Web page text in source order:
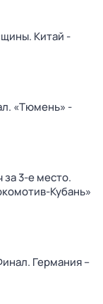
Китай -
«Тюмень» -
за 3-е место.
Кубань»
Германия –